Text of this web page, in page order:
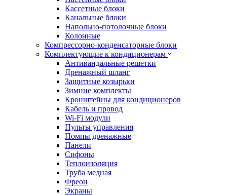
Кассетные блоки
Канальные блоки
Напольно-потолочные блоки
Колонные
Компрессорно-конденсаторные блоки
Комплектующие к кондиционерам
Антивандальные решетки
Дренажный шланг
Защитные козырьки
Зимние комплекты
Кронштейны для кондиционеров
Кабель и провод
Wi-Fi модули
Пульты управления
Помпы дренажные
Панели
Сифоны
Теплоизоляция
Труба медная
Фреон
Экраны